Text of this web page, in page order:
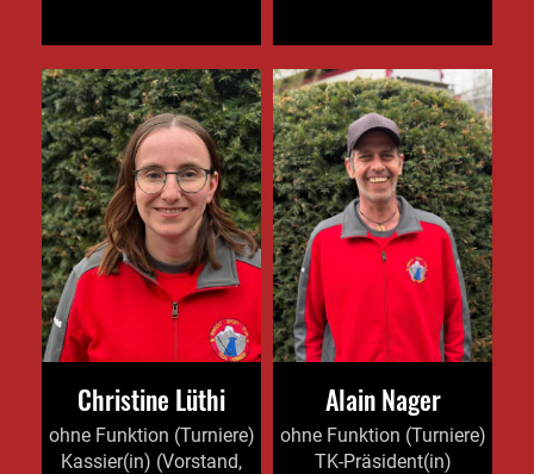
Christine Lüthi
ohne Funktion (Turniere)
Kassier(in) (Vorstand,
Alain Nager
ohne Funktion (Turniere)
TK-Präsident(in)